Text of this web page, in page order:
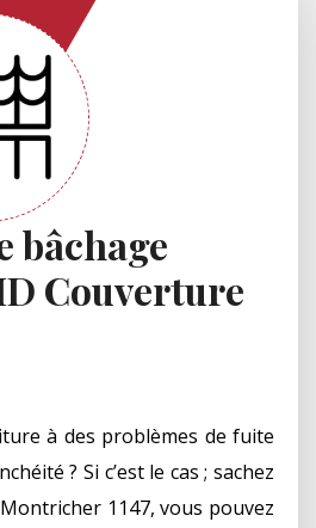
bâchage
Couverture
à des problèmes de fuite
? Si c’est le cas ; sachez
1147, vous pouvez